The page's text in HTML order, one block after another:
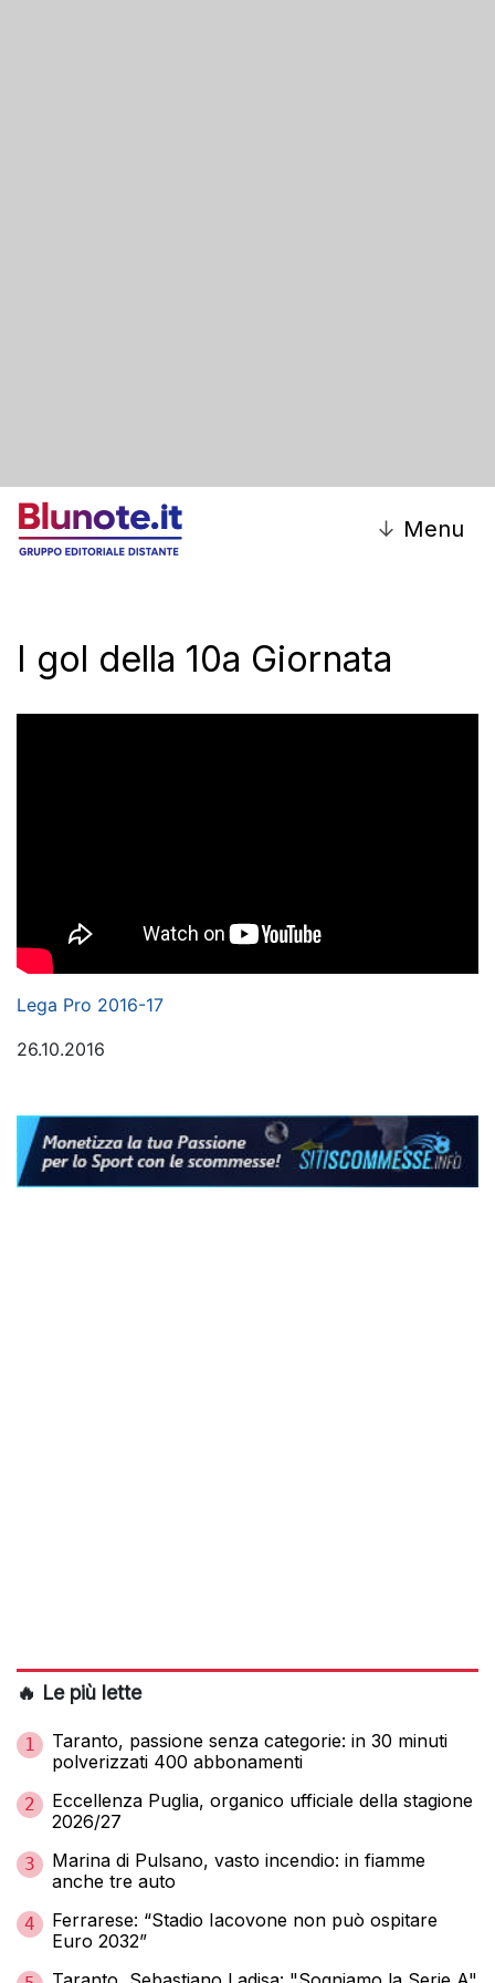
↓ Menu
I gol della 10a Giornata
Lega Pro 2016-17
26.10.2016
🔥 Le più lette
1
Taranto, passione senza categorie: in 30 minuti
polverizzati 400 abbonamenti
2
Eccellenza Puglia, organico ufficiale della stagione
2026/27
3
Marina di Pulsano, vasto incendio: in fiamme
anche tre auto
4
Ferrarese: “Stadio Iacovone non può ospitare
Euro 2032”